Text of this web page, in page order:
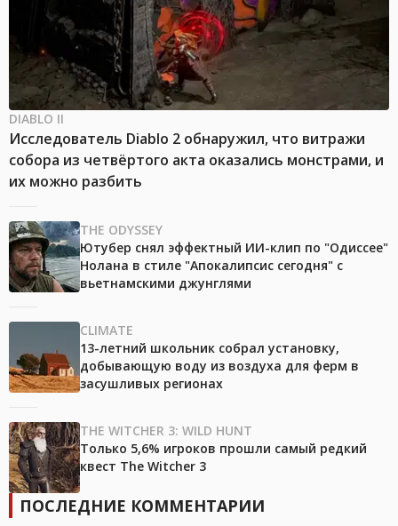
DIABLO II
Исследователь Diablo 2 обнаружил, что витражи
собора из четвёртого акта оказались монстрами, и
их можно разбить
THE ODYSSEY
Ютубер снял эффектный ИИ-клип по "Одиссее"
Нолана в стиле "Апокалипсис сегодня" с
вьетнамскими джунглями
CLIMATE
13-летний школьник собрал установку,
добывающую воду из воздуха для ферм в
засушливых регионах
THE WITCHER 3: WILD HUNT
Только 5,6% игроков прошли самый редкий
квест The Witcher 3
ПОСЛЕДНИЕ КОММЕНТАРИИ